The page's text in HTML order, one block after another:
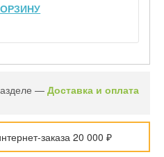
—Доставка и оплата
заказа 20 000 ₽